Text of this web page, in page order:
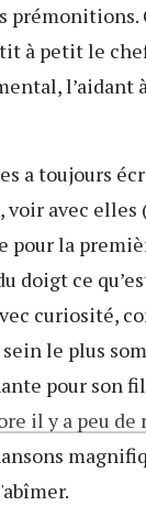
prémonitions.
à petit le
a toujours
avec elles
pour la
doigt ce
curiosité,
le plus
pour son
il y a peu de